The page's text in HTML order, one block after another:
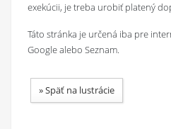
exekúcii, je treba urobiť platený
Táto stránka je určená iba pre
Google alebo Seznam.
»Späť na lustrácie